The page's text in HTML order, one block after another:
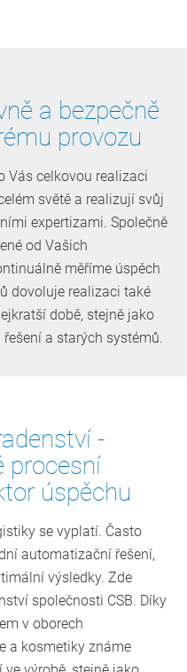
a bezpečně
provozu
Vás celkovou realizaci
světě a realizují svůj
expertizami. Společně
od Vašich
měříme úspěch
dovoluje realizaci také
době, stejně jako
a starých systémů.
-
procesní
úspěchu
se vyplatí. Často
automatizační řešení,
výsledky. Zde
společnosti CSB. Díky
v oborech
a kosmetiky známe